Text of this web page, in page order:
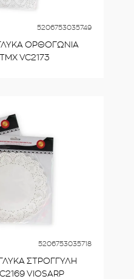
5206753035749
ΟΡΘΟΓΩΝΙΑ
VC2173
5206753035718
ΣΤΡΟΓΓΥΛΗ
VIOSARP